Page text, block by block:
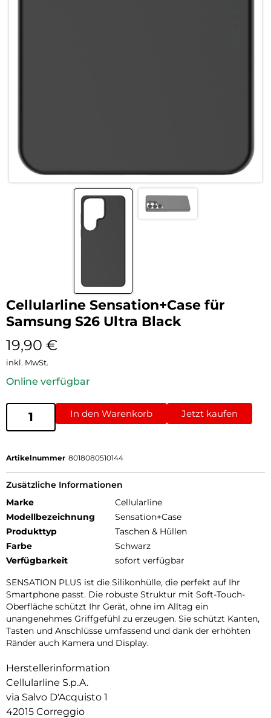
Cellularline Sensation+Case für
Samsung S26 Ultra Black
19,90 €
inkl. MwSt.
Online verfügbar
In den Warenkorb Jetzt kaufen
Artikelnummer 8018080510144
Zusätzliche Informationen
Marke
Cellularline
Modellbezeichnung
Sensation+Case
Produkttyp
Taschen & Hüllen
Farbe
Schwarz
Verfügbarkeit
sofort verfügbar
SENSATION PLUS ist die Silikonhülle, die perfekt auf Ihr
Smartphone passt. Die robuste Struktur mit Soft-Touch-
Oberfläche schützt Ihr Gerät, ohne im Alltag ein
unangenehmes Griffgefühl zu erzeugen. Sie schützt Kanten,
Tasten und Anschlüsse umfassend und dank der erhöhten
Ränder auch Kamera und Display.
Herstellerinformation
Cellularline S.p.A.
via Salvo D'Acquisto 1
42015 Correggio